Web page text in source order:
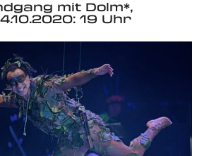
mit Dolm*,
19 Uhr